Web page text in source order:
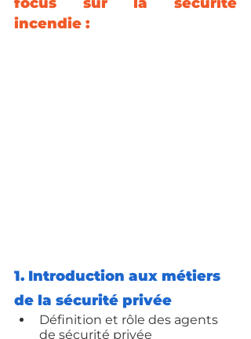
incendie :
1. Introduction aux métiers
de la sécurité privée
Définition et rôle des agents
de sécurité privée